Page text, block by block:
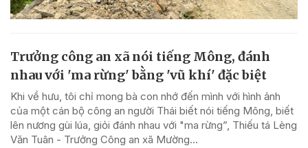
Trưởng công an xã nói tiếng Mông, đánh
nhau với 'ma rừng' bằng 'vũ khí' đặc biệt
Khi về hưu, tôi chỉ mong bà con nhớ đến mình với hình ảnh
của một cán bộ công an người Thái biết nói tiếng Mông, biết
lên nương gùi lúa, giỏi đánh nhau với "ma rừng”, Thiếu tá Lèng
Văn Tuân - Trưởng Công an xã Mường...